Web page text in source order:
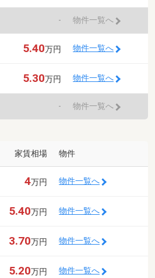
- 物件一覧へ
5.40万円 物件一覧へ
5.30万円 物件一覧へ
- 物件一覧へ
家賃相場 物件
4万円 物件一覧へ
5.40万円 物件一覧へ
3.70万円 物件一覧へ
5.20万円 物件一覧へ